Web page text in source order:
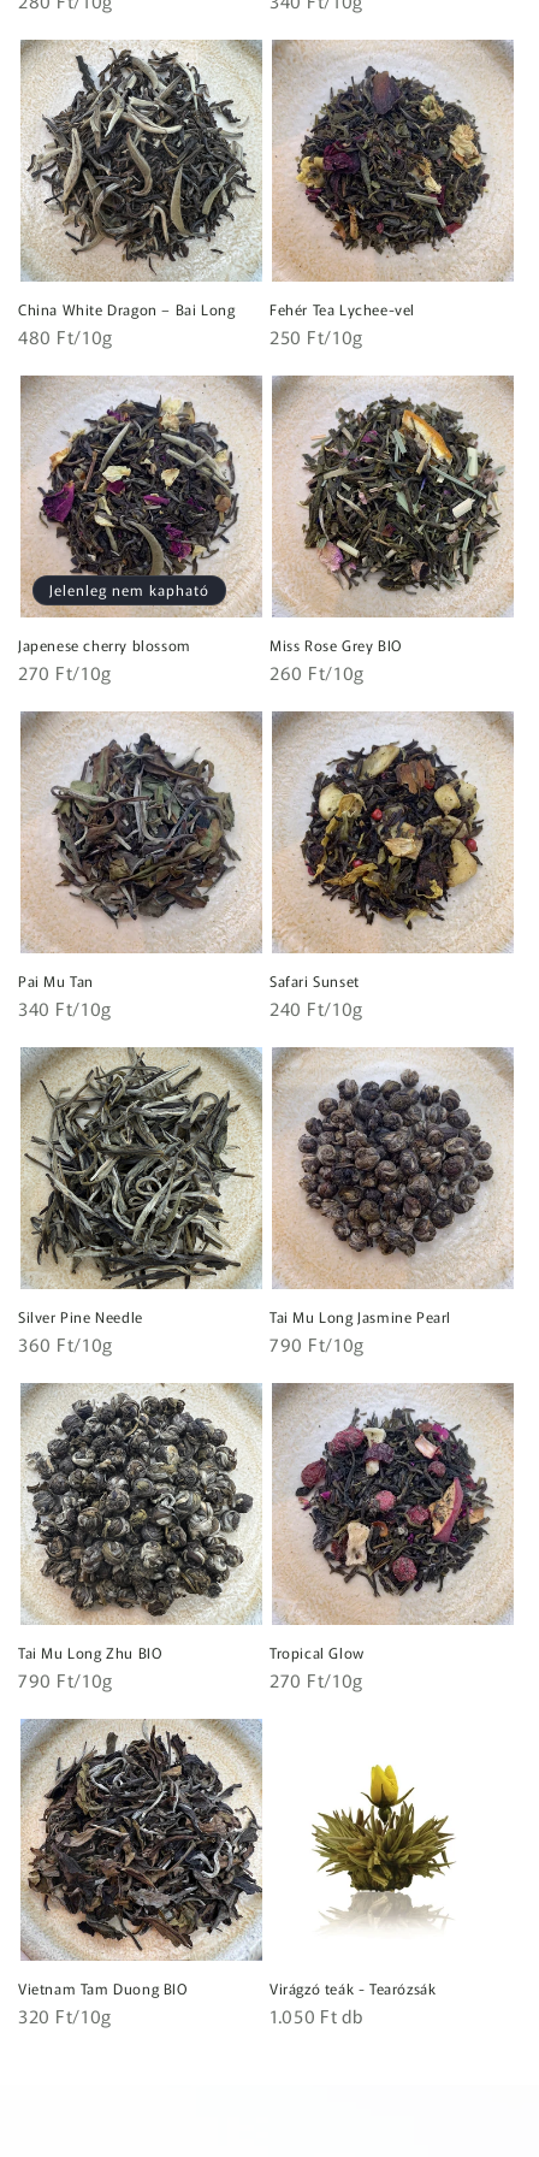
China White Dragon – Bai Long
Normál
Egységár
480 Ft/10g
Fehér Tea Lychee-vel
Normál
Egységár
250 Ft/10g
Jelenleg nem kapható
Japenese cherry blossom
Normál
Egységár
270 Ft/10g
Miss Rose Grey BIO
Normál
Egységár
260 Ft/10g
Pai Mu Tan
Normál
Egységár
340 Ft/10g
Safari Sunset
Normál
Egységár
240 Ft/10g
Silver Pine Needle
Normál
Egységár
360 Ft/10g
Tai Mu Long Jasmine Pearl
Normál
Egységár
790 Ft/10g
Tai Mu Long Zhu BIO
Normál
Egységár
790 Ft/10g
Tropical Glow
Normál
Egységár
270 Ft/10g
Vietnam Tam Duong BIO
Normál
Egységár
320 Ft/10g
Virágzó teák - Tearózsák
Normál
Egységár
1.050 Ft db